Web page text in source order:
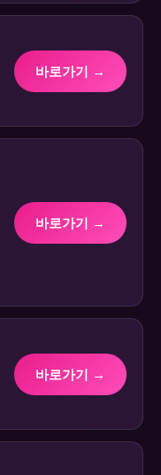
바로가기 →
바로가기 →
바로가기 →